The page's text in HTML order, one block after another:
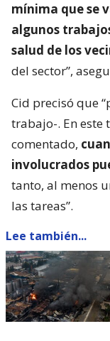
mínima que se
algunos
salud de los
del sector”,
Cid precisó que
trabajo-. En este
comentado,
involucrados
tanto, al menos
las tareas”.
Lee también...